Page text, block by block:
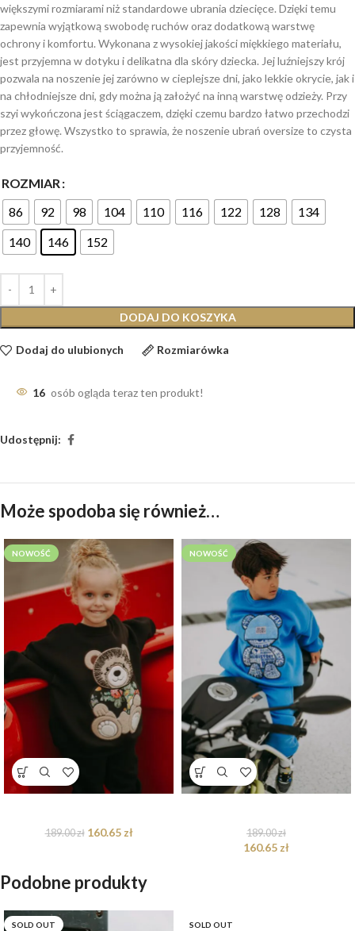
większymi rozmiarami niż standardowe ubrania dziecięce. Dzięki temu
zapewnia wyjątkową swobodę ruchów oraz dodatkową warstwę
ochrony i komfortu. Wykonana z wysokiej jakości miękkiego materiału,
jest przyjemna w dotyku i delikatna dla skóry dziecka. Jej luźniejszy krój
pozwala na noszenie jej zarówno w cieplejsze dni, jako lekkie okrycie, jak i
na chłodniejsze dni, gdy można ją założyć na inną warstwę odzieży. Przy
szyi wykończona jest ściągaczem, dzięki czemu bardzo łatwo przechodzi
przez głowę. Wszystko to sprawia, że noszenie ubrań oversize to czysta
przyjemność.
ROZMIAR
86
92 98 104 110 116 122 128
134
140
146 152
DODAJ DO KOSZYKA
Dodaj do ulubionych Rozmiarówka
16 osób ogląda teraz ten produkt!
Udostępnij:
Może spodoba się również…
NOWOŚĆ
189.00zł 160.65 zł
NOWOŚĆ
189.00zł
160.65 zł
Podobne produkty
SOLD OUT SOLD OUT